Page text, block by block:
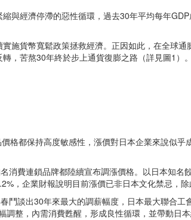
與經濟停滯的惡性循環，過去30年平均每年
施貨幣寬鬆政策拯救經濟。正因如此，在全球
，苦熬30年終於步上通貨復膨之路（詳見圖1）。
格都保持高度敏感性，漲價對日本企業來說似
消費連鎖品牌都陸續宣布調漲價格。以日本知
，企業財報說明目前漲價已非日本文化禁忌，
鬥談出30年來最大的調薪幅度，日本最大聯合
整，內需消費甦醒，形成良性循環，並帶動日